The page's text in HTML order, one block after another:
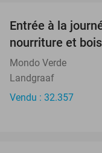
Entrée à la
nourriture et
Mondo Verde
Landgraaf
Vendu : 32.357